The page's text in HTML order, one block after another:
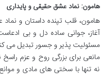
هامون: نماد عشق حقیقی و پایداری
هامون، قلب تپنده داستان و
آغاز، جوانی ساده دل و بی
مسئولیت پذیر و جسور تبدیل می
مانعی برای بزرگی روح و عزم
نه تنها با سختی های مادی و